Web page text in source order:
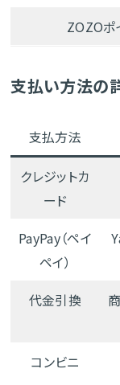
ZOZOポ
支払い方法の
支払方法
クレジットカ
ード
PayPay（ペイ
ペイ）
代金引換
コンビニ